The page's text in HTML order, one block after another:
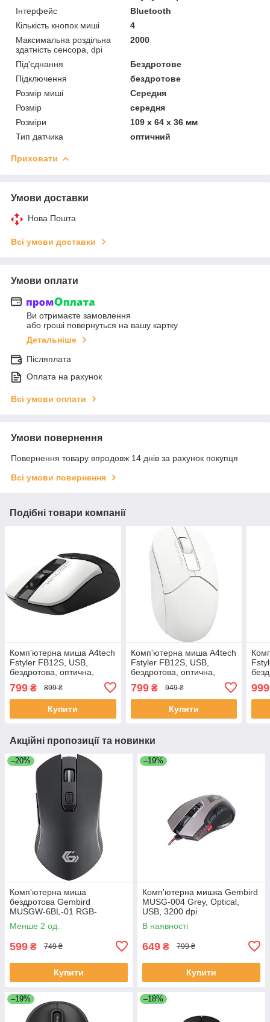
Інтерфейс
Bluetooth
Кількість кнопок миші
4
Максимальна роздільна
здатність сенсора, dpi
2000
Під'єднання
Бездротове
Підключення
бездротове
Розмір миші
Середня
Розмір
середня
Розміри
109 х 64 х 36 мм
Тип датчика
оптичний
Приховати
Умови доставки
Нова Пошта
Всі умови доставки
Умови оплати
Ви отримаєте замовлення
або гроші повернуться на вашу картку
Детальніше
Післяплата
Оплата на рахунок
Всі умови оплати
Умови повернення
Повернення товару впродовж 14 днів за рахунок покупця
Всі умови повернення
Подібні товари компанії
Комп'ютерна миша A4tech
Fstyler FB12S, USB,
бездротова, оптична,
BT+RF (Combo), 1200 dpi,
125 Hz, Panda
799 ₴ 899 ₴
Купити
Комп'ютерна миша A4tech
Fstyler FB12S, USB,
бездротова, оптична,
BT+RF (Combo), 1200 dpi,
125 Hz, White
799₴ 949 ₴
Купити
125
999
Акційні пропозиції та новинки
–20%
Комп'ютерна миша
бездротова Gembird
MUSGW-6BL-01 RGB-
підсвічування, 3200 dpi, USB,
400 мА·ч Black
Менше 2 од.
599 ₴ 749 ₴
Купити
–19%
Комп'ютерна мишка Gembird
MUSG-004 Grey, Optical,
USB, 3200 dpi
В наявності
649 ₴ 799 ₴
Купити
–19% –18%